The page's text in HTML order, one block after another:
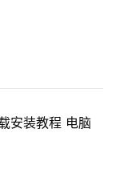
安装教程 电脑